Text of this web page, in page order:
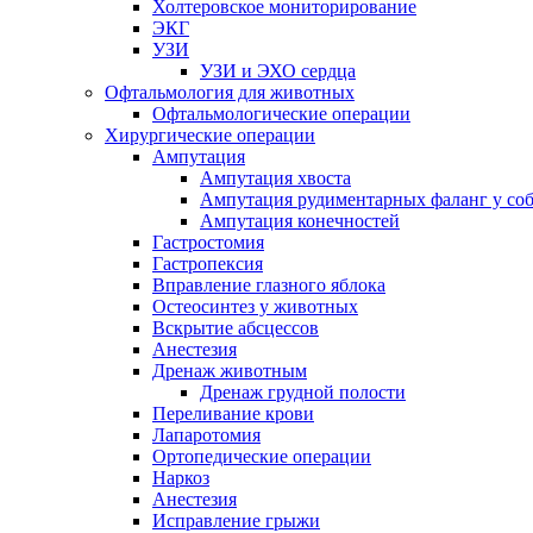
Холтеровское мониторирование
ЭКГ
УЗИ
УЗИ и ЭХО сердца
Офтальмология для животных
Офтальмологические операции
Хирургические операции
Ампутация
Ампутация хвоста
Ампутация рудиментарных фаланг у
Ампутация конечностей
Гастростомия
Гастропексия
Вправление глазного яблока
Остеосинтез у животных
Вскрытие абсцессов
Анестезия
Дренаж животным
Дренаж грудной полости
Переливание крови
Лапаротомия
Ортопедические операции
Наркоз
Анестезия
Исправление грыжи